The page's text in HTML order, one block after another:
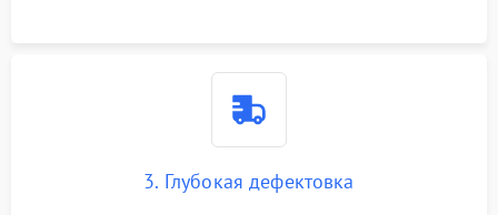
3. Глубокая дефектовка